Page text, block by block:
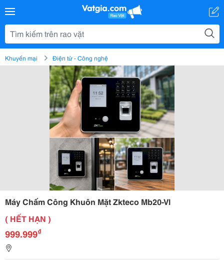
Khuyến mại Điện tử - Công nghệ
Máy Chấm Công Khuôn Mặt Zkteco Mb20-Vl
( HẾT HẠN )
999.999₫